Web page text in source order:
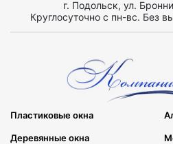
г. Подольск, ул.
Круглосуточно с пн-вс. Без
Пластиковые окна
Деревянные окна